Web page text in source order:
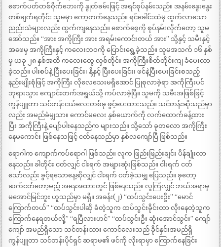
စောက်ပတ်တစ်ဝိုက်ဘေးကို နွုတ်ခမ်းဖြင့် အရင်စုပ်နမ်းသည်။ အနမ်းနွေးနွေး
တစ်ချက်ရတိုင်း သူမမှာ ကော့တက်နေသည်။ ရင်ခေါင်းထဲမှ ထွက်လာသော
ညည်းသံများလည်း ထွက်ကျနေသည်။ စောက်စေ့ကို စုပ်နမ်းလိုက်တော့ သူမ
အော်သည်။ “အား အကိုကြီး အား အရမ်းကောင်းတယ် အား” သို့နှင့် သမီးနှင့်
အဖေမှ အကိုကြီးနှင့် ကလေးဘဝကို ပြောင်းရွေ့ခဲ့သည်။ သူမအသက် ၁၆ နှစ်
မှ ယခု ၂၈ နှစ်အထိ ကလေးတွေ လှစ်တိုင်း အကိုကြီးစိတ်တိုင်းကျ ခံပေးလာ
ခဲ့သည်။ ပါးစပ်နဲ့ ပြီးပေးခြင်း၊ နို့နှင့် ပြီးပေးခြင်း၊ ဖင်နဲ့ပြီးပေးခြင်းစသည့်
နည်းမျိုးစုံဖြင့် အကိုကြီး လိုလေသေးမရှိအောင် ပြုစုလာခဲ့ရာ အကိုကြီးပင်
ဘုရားသွား ကျောင်းတက်အရွယ်သို့ ကပ်လာခဲ့ပြီ။ သူမကို သမီးအဖြစ်ဖြင့်
ကွန်ပျူတာ သင်တန်းငယ်လေးတစ်ခု ဖွင့်ပေးထားသည်။ သင်တန်းဆိုသည်မှာ
လည်း အမည်ခံမျှသာ။ ကောင်မလေး နှစ်ယောက်ကို လက်ထောက်ခန့်ထား
ပြီး အကိုကြီးနဲ့ ပျော်ပါးနေသည်က များသည်။ သို့သော် ခုတလော အကိုကြီး
နေမကောင်း ဖြစ်နေသဖြင့် ငတ်နေသည်မှာ နှစ်လကျော်ပြီ ဖြစ်သည်။
ရောဂါက ကျောက်ကပ်ရောဂါ ဖြစ်သည်။ လူက ဖြည်းဖြည်းချင်း ပိန်ချုံးလာ
နေသည်။ ခါတိုင်း ငတ်လျှင် ငါးရက် အများဆုံးဖြစ်သည်။ ငါးရက် ငတ်
သော်လည်း ခွင့်ရသောနေ့ဆိုလျှင် ငါးရက် ငတ်ခဲ့သမျှ ပြေသည်။ ခုတော့
ဆက်ငတ်တော့မည့် အနေအထားတွင် ဖြစ်နေသည်။ လူကြံလျှင် ဘယ်အရာမှ
မအောင်မြင်ဘူး ဟူသည်မှာ မရှိ။ အခန်း(၂) “ထပ်သွင်းပေးဦး” “မောင်
ကြောက်တယ်” “ထပ်သွင်းပါဆို ခံတဲ့သူက ထပ်သွင်းခိုင်းတာ လိုးနေတဲ့သူက
ကြောက်နေရတယ်လို့” “ရပြီလားဟင်” “ထပ်သွင်းဦး ဆုံးအောင်သွင်း” ကျော်
ကျော် အမည်ရှိသော သင်တန်းသား ကောင်လေးသည် ခိုင်နှင်းအမည်ရှိ
ကွန်ပျူတာ သင်တန်းပိုင်ရှင် ဆရာမ၏ ဖင်ကို လိုးရာမှာ ကြောက်နေခြင်း